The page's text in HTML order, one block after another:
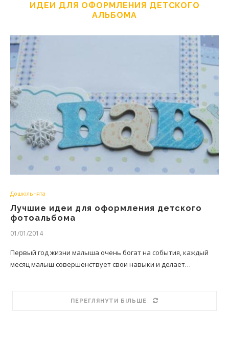
ИДЕИ ДЛЯ ОФОРМЛЕНИЯ ДЕТСКОГО
АЛЬБОМА
Дошкільнята
Лучшие идеи для оформления детского
фотоальбома
01/01/2014
Первый год жизни малыша очень богат на события, каждый
месяц малыш совершенствует свои навыки и делает…
ПЕРЕГЛЯНУТИ БІЛЬШЕ